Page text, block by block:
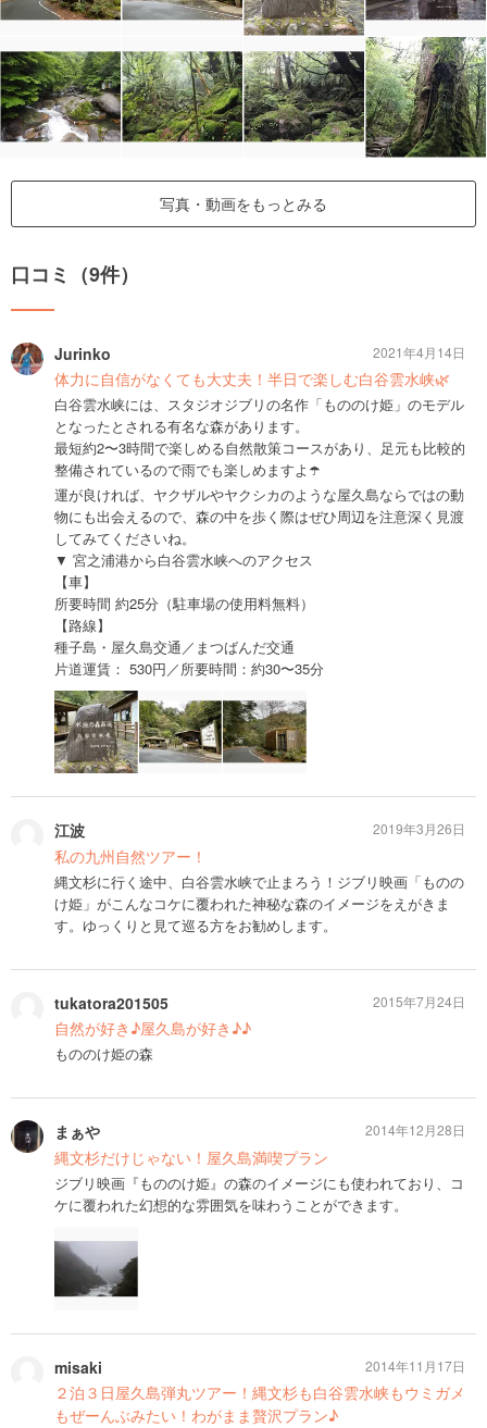
写真・動画をもっとみる
口コミ（9件）
Jurinko
体力に自信がなくても大丈夫！半日で楽しむ白谷雲水峡🌿
白谷雲水峡には、スタジオジブリの名作「もののけ姫」のモデル
となったとされる有名な森があります。
最短約2〜3時間で楽しめる自然散策コースがあり、足元も比較的
整備されているので雨でも楽しめますよ☂️
運が良ければ、ヤクザルやヤクシカのような屋久島ならではの動
物にも出会えるので、森の中を歩く際はぜひ周辺を注意深く見渡
してみてくださいね。
▼ 宮之浦港から白谷雲水峡へのアクセス
【車】
所要時間 約25分（駐車場の使用料無料）
【路線】
種子島・屋久島交通／まつばんだ交通
片道運賃： 530円／所要時間：約30〜35分
2021年4月14日
江波
私の九州自然ツアー！
縄文杉に行く途中、白谷雲水峡で止まろう！ジブリ映画「ものの
け姫」がこんなコケに覆われた神秘な森のイメージをえがきま
す。ゆっくりと見て巡る方をお勧めします。
2019年3月26日
tukatora201505
自然が好き♪屋久島が好き♪♪
もののけ姫の森
2015年7月24日
まぁや
縄文杉だけじゃない！屋久島満喫プラン
ジブリ映画『もののけ姫』の森のイメージにも使われており、コ
ケに覆われた幻想的な雰囲気を味わうことができます。
2014年12月28日
misaki
２泊３日屋久島弾丸ツアー！縄文杉も白谷雲水峡もウミガメ
もぜーんぶみたい！わがまま贅沢プラン♪
2014年11月17日